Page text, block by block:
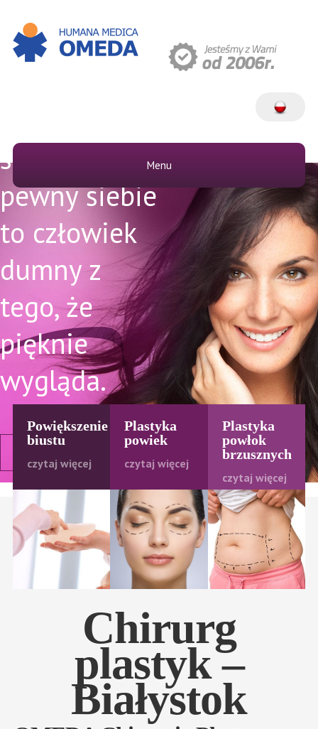
Menu
spełniony i
pewny siebie
to człowiek
dumny z
tego, że
pięknie
wygląda.
Powiększenie
biustu
czytaj więcej
Plastyka
powiek
czytaj więcej
Plastyka
powłok
brzusznych
czytaj więcej
Chirurg
plastyk –
Białystok